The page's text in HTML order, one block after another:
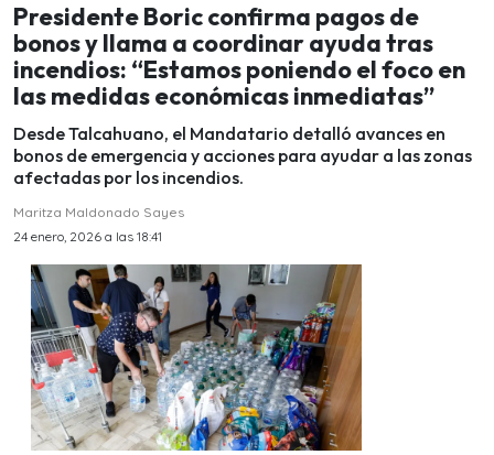
Presidente Boric confirma pagos de
bonos y llama a coordinar ayuda tras
incendios: “Estamos poniendo el foco en
las medidas económicas inmediatas”
Desde Talcahuano, el Mandatario detalló avances en
bonos de emergencia y acciones para ayudar a las zonas
afectadas por los incendios.
Maritza Maldonado Sayes
24 enero, 2026 a las 18:41